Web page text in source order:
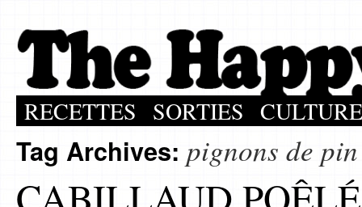
RECETTES SORTIES CULTURE
Tag Archives: pignons de pin